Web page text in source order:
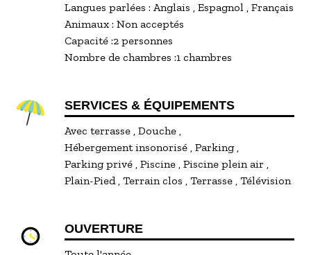
Langues parlées : Anglais Espagnol Français
Animaux : Non acceptés
Capacité :2 personnes
Nombre de chambres :1 chambres
SERVICES & ÉQUIPEMENTS
Avec terrasse Douche
Hébergement insonorisé Parking
Parking privé Piscine Piscine plein air
Plain-Pied Terrain clos Terrasse Télévision
OUVERTURE